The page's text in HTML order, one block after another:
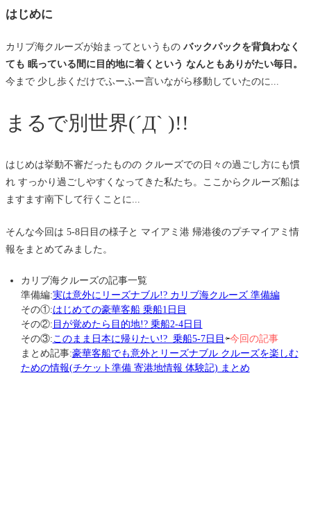
最後に
はじめに
カリブ海クルーズが始まってというもの バックパックを背負わなく
ても 眠っている間に目的地に着くという なんともありがたい毎日。
今まで 少し歩くだけでふーふー言いながら移動していたのに...
まるで別世界(´Д` )!!
はじめは挙動不審だったものの クルーズでの日々の過ごし方にも慣
れ すっかり過ごしやすくなってきた私たち。ここからクルーズ船は
ますます南下して行くことに...
そんな今回は 5-8日目の様子と マイアミ港 帰港後のプチマイアミ情
報をまとめてみました。
カリブ海クルーズの記事一覧
準備編:実は意外にリーズナブル!? カリブ海クルーズ 準備編
その①:はじめての豪華客船 乗船1日目
その②:目が覚めたら目的地!? 乗船2-4日目
その③:このまま日本に帰りたい!? 乗船5-7日目⇦今回の記事
まとめ記事:豪華客船でも意外とリーズナブル クルーズを楽しむ
ための情報(チケット準備 寄港地情報 体験記) まとめ